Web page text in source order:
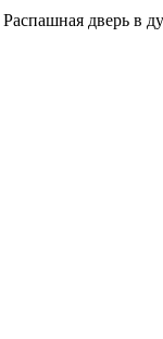
Распашная дверь в